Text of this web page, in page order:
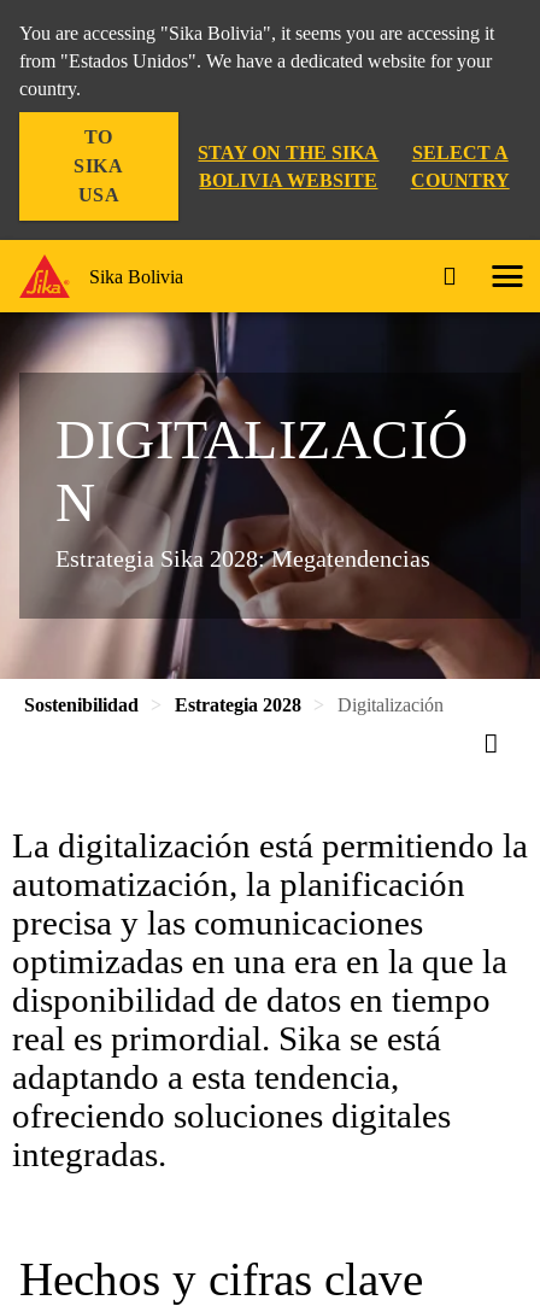
You are accessing "Sika Bolivia", it seems you are accessing it
from "Estados Unidos". We have a dedicated website for your
country.
TO
SIKA
USA
STAY ON THE SIKA
BOLIVIA WEBSITE
SELECT A
COUNTRY
Sika Bolivia
DIGITALIZACIÓ
N
Estrategia Sika 2028: Megatendencias
Sostenibilidad Estrategia 2028 Digitalización
La digitalización está permitiendo la
automatización, la planificación
precisa y las comunicaciones
optimizadas en una era en la que la
disponibilidad de datos en tiempo
real es primordial. Sika se está
adaptando a esta tendencia,
ofreciendo soluciones digitales
integradas.
Hechos y cifras clave